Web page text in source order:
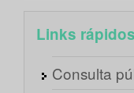
Links rápidos
Consulta